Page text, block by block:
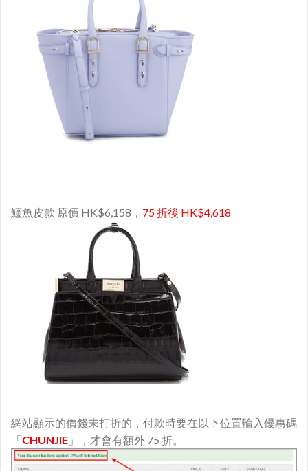
鱷魚皮款 原價 HK$6,158， 75 折後 HK$4,618
網站顯示的價錢未打折的，付款時要在以下位置輪入優惠碼
「CHUNJIE 」，才會有額外 75 折。